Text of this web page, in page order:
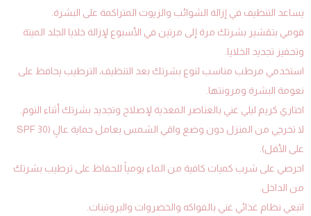
يساعد التنظيف في إزالة الشوائب والزيوت المتراكمة على البشرة.
قومي بتقشير بشرتك مرة إلى مرتين في الأسبوع لإزالة خلايا الجلد الميتة
وتحفيز تجديد الخلايا.
استخدمي مرطب مناسب لنوع بشرتك بعد التنظيف، الترطيب يحافظ على
نعومة البشرة ومرونتها.
اختاري كريم ليلي غني بالعناصر المغذية لإصلاح وتجديد بشرتك أثناء النوم.
لا تخرجي من المنزل دون وضع واقي الشمس بعامل حماية عالٍ (SPF 30
على الأقل).
احرصي على شرب كميات كافية من الماء يومياً للحفاظ على ترطيب بشرتك
من الداخل.
اتبعي نظام غذائي غني بالفواكه والخضروات والبروتينات.